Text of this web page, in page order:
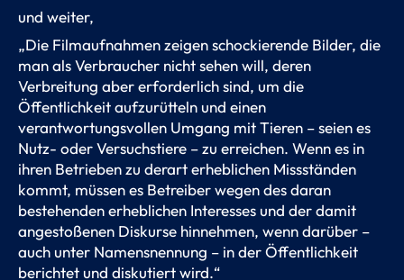
und weiter,
„Die Filmaufnahmen zeigen schockierende Bilder, die
man als Verbraucher nicht sehen will, deren
Verbreitung aber erforderlich sind, um die
Öffentlichkeit aufzurütteln und einen
verantwortungsvollen Umgang mit Tieren – seien es
Nutz- oder Versuchstiere – zu erreichen. Wenn es in
ihren Betrieben zu derart erheblichen Missständen
kommt, müssen es Betreiber wegen des daran
bestehenden erheblichen Interesses und der damit
angestoßenen Diskurse hinnehmen, wenn darüber –
auch unter Namensnennung – in der Öffentlichkeit
berichtet und diskutiert wird.“